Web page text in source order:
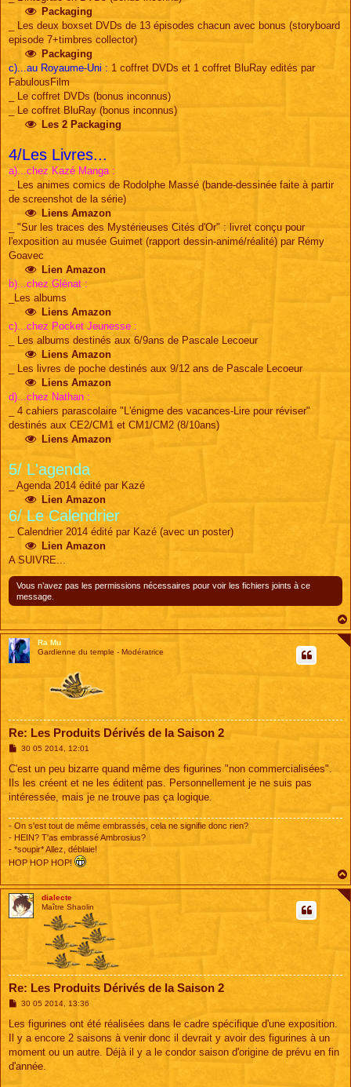
Packaging
_ Les deux boxset DVDs de 13 épisodes chacun avec bonus (storyboard
episode 7+timbres collector)
Packaging
c)...au Royaume-Uni : 1 coffret DVDs et 1 coffret BluRay edités par
FabulousFilm
_ Le coffret DVDs (bonus inconnus)
_ Le coffret BluRay (bonus inconnus)
Les 2 Packaging
4/Les Livres...
a)...chez Kazé Manga :
_ Les animes comics de Rodolphe Massé (bande-dessinée faite à partir
de screenshot de la série)
Liens Amazon
_ "Sur les traces des Mystérieuses Cités d'Or" : livret conçu pour
l'exposition au musée Guimet (rapport dessin-animé/réalité) par Rémy
Goavec
Lien Amazon
b)...chez Glénat :
_Les albums
Liens Amazon
c)...chez Pocket Jeunesse :
_ Les albums destinés aux 6/9ans de Pascale Lecoeur
Liens Amazon
_ Les livres de poche destinés aux 9/12 ans de Pascale Lecoeur
Liens Amazon
d)...chez Nathan :
_ 4 cahiers parascolaire "L'énigme des vacances-Lire pour réviser"
destinés aux CE2/CM1 et CM1/CM2 (8/10ans)
Liens Amazon
5/ L'agenda
_ Agenda 2014 édité par Kazé
Lien Amazon
6/ Le Calendrier
_ Calendrier 2014 édité par Kazé (avec un poster)
Lien Amazon
A SUIVRE...
Vous n’avez pas les permissions nécessaires pour voir les fichiers joints à ce
message.
Ra Mu
Gardienne du temple - Modératrice
Re: Les Produits Dérivés de la Saison 2
M
s
a
g
30 05 2014, 12:01
C'est un peu bizarre quand même des figurines "non commercialisées".
Ils les créent et ne les éditent pas. Personnellement je ne suis pas
intéressée, mais je ne trouve pas ça logique.
- On s'est tout de même embrassés, cela ne signifie donc rien?
- HEIN? T'as embrassé Ambrosius?
- *soupir* Allez, déblaie!
HOP HOP HOP!
dialecte
Maître Shaolin
Re: Les Produits Dérivés de la Saison 2
M
s
a
g
30 05 2014, 13:36
Les figurines ont été réalisées dans le cadre spécifique d'une exposition.
Il y a encore 2 saisons à venir donc il devrait y avoir des figurines à un
moment ou un autre. Déjà il y a le condor saison d'origine de prévu en fin
d'année.